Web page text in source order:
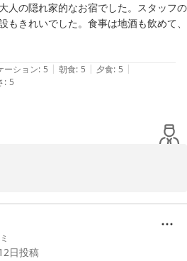
人の隠れ家的なお宿でした。スタッフの
もきれいでした。食事は地酒も飲めて、
ーション: 5 | 朝食: 5 | 夕食: 5 |
: 5
にご宿泊いただき、誠にありがとう
お褒めの言葉に加え、お食事と地酒の
光栄でございます。
として、いつお越しいただいても心安
日投稿